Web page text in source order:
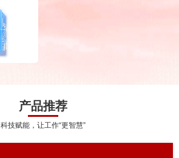
产品推荐
科技赋能，让工作“更智慧”